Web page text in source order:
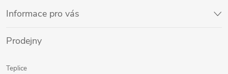
Informace pro vás
Prodejny
Teplice